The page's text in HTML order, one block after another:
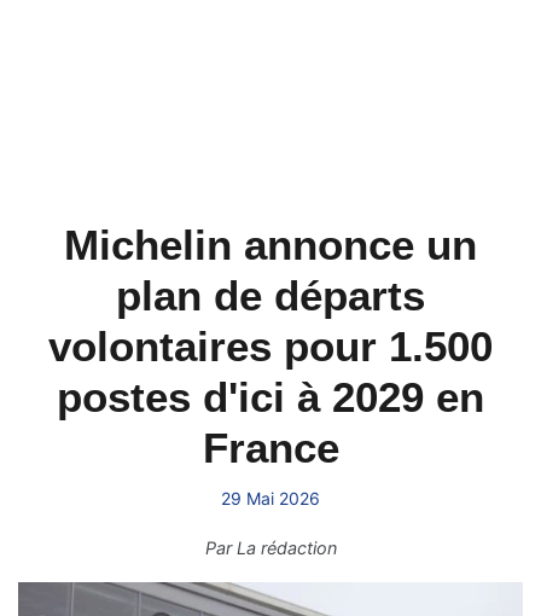
Michelin annonce un
plan de départs
volontaires pour 1.500
postes d'ici à 2029 en
France
29 Mai 2026
ParLa rédaction